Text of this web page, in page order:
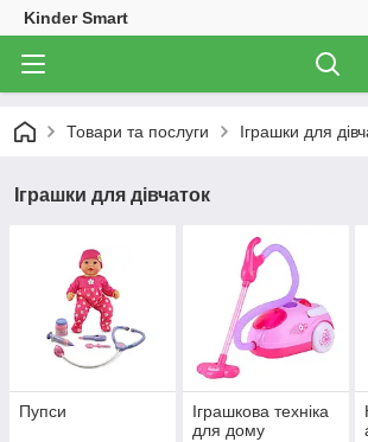
Kinder Smart
Товари та послуги Іграшки для
Іграшки для дівчаток
Пупси
Іграшкова техніка
для дому